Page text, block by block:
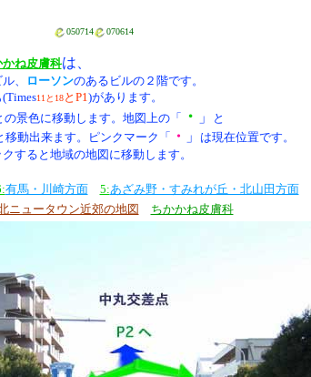
050714 070614
かね皮膚科は、
、 ローソンのあるビルの２階です。
11と18とP1)があります。
の景色に移動します。地図上の「 ・ 」 と
移動出来ます。ピンクマーク 「 ・ 」
は現在位置です。
すると地域の地図に移動します。
有馬・川崎方面 5:あざみ野・すみれが丘・北山田方面
ニュータウン近郊の地図 ちかかね皮膚科